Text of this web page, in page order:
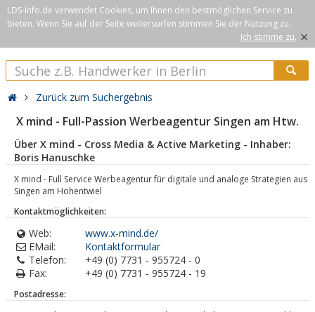
LDS-Info.de verwendet Cookies, um Ihnen den bestmöglichen Service zu
bieten. Wenn Sie auf der Seite weitersurfen stimmen Sie der Nutzung zu.
Ich stimme zu. ×
Zurück zum Suchergebnis
X mind - Full-Passion Werbeagentur Singen am Htw.
Über X mind - Cross Media & Active Marketing - Inhaber:
Boris Hanuschke
X mind - Full Service Werbeagentur für digitale und analoge Strategien aus
Singen am Hohentwiel
Kontaktmöglichkeiten:
Web:
www.x-mind.de/
EMail:
Kontaktformular
Telefon:
+49 (0) 7731 - 955724 - 0
Fax:
+49 (0) 7731 - 955724 - 19
Postadresse: